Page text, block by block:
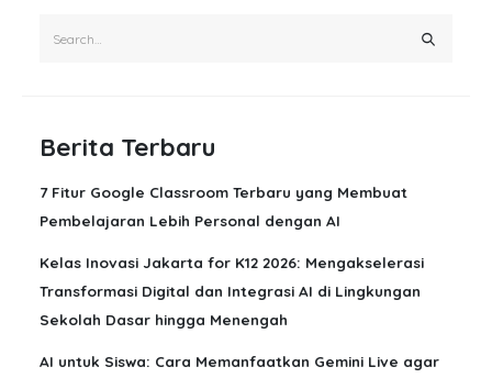
Berita Terbaru
7 Fitur Google Classroom Terbaru yang Membuat
Pembelajaran Lebih Personal dengan AI
Kelas Inovasi Jakarta for K12 2026: Mengakselerasi
Transformasi Digital dan Integrasi AI di Lingkungan
Sekolah Dasar hingga Menengah
AI untuk Siswa: Cara Memanfaatkan Gemini Live agar